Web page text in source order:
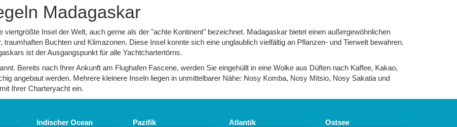
Madagaskar
Insel der Welt, auch gerne als der "achte Kontinent" bezeichnet. Madagaskar bietet einen außergewöhnlichen
Buchten und Klimazonen. Diese Insel konnte sich eine unglaublich vielfältig an Pflanzen- und Tierwelt bewahren.
ist der Ausgangspunkt für alle Yachtchartertörns.
Bereits nach Ihrer Ankunft am Flughafen Fascene, werden Sie eingehüllt in eine Wolke aus Düften nach Kaffee, Kakao,
angebaut werden. Mehrere kleinere Inseln liegen in unmittelbarer Nähe: Nosy Komba, Nosy Mitsio, Nosy Sakatia und
Ihrer Charteryacht ein.
Indischer Ocean Pazifik Atlantik Ostsee